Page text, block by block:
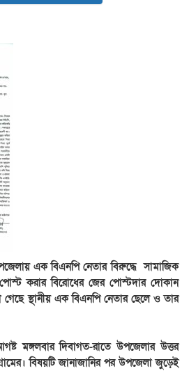
এক বিএনপি নেতার বিরুদ্ধে সামাজিক
করার বিরোধের জের পোস্টদার দোকান
স্থানীয় এক বিএনপি নেতার ছেলে ও তার
মঙ্গলবার দিবাগত-রাতে উপজেলার উত্তর
বিষয়টি জানাজানির পর উপজেলা জুড়েই